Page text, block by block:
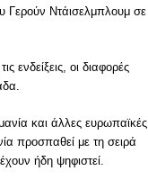
Γερούν Ντάισελμπλουμ σε
ενδείξεις, οι διαφορές
και άλλες ευρωπαϊκές
προσπαθεί με τη σειρά
ήδη ψηφιστεί.